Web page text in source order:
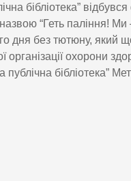
бібліотека”
назвою “Геть паління!
дня без тютюну, який
організації охорони
бібліотека”